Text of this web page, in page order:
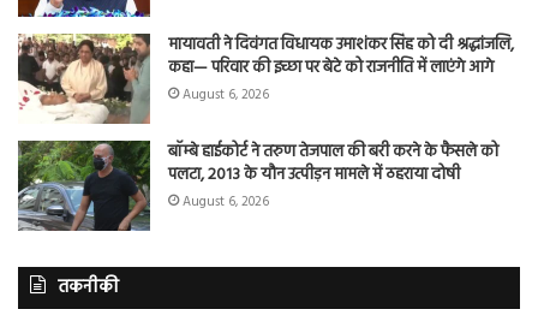
मायावती ने दिवंगत विधायक उमाशंकर सिंह को दी श्रद्धांजलि,
कहा— परिवार की इच्छा पर बेटे को राजनीति में लाएंगे आगे
August 6, 2026
बॉम्बे हाईकोर्ट ने तरुण तेजपाल की बरी करने के फैसले को
पलटा, 2013 के यौन उत्पीड़न मामले में ठहराया दोषी
August 6, 2026
तकनीकी